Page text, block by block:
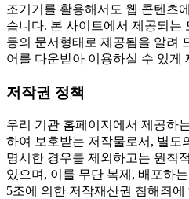
조기기를 활용해서도 웹 콘텐츠
습니다. 본 사이트에서 제공되는
등의 문서형태로 제공됨을 알려
어를 다운받아 이용하실 수 있게
저작권 정책
우리 기관 홈페이지에서 제공하
하여 보호받는 저작물로서, 별도
명시한 경우를 제외하고는 원칙
있으며, 이를 무단 복제, 배포하
5조에 의한 저작재산권 침해죄